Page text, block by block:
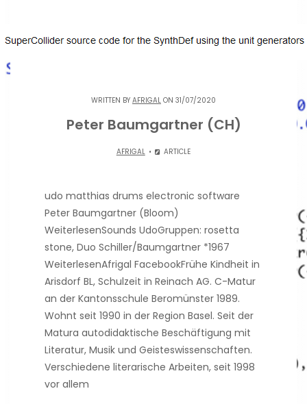
WRITTEN BY AFRIGAL ON 31/07/2020
Peter Baumgartner (CH)
AFRIGAL ARTICLE
udo matthias drums electronic software
Peter Baumgartner (Bloom)
WeiterlesenSounds UdoGruppen: rosetta
stone, Duo Schiller/Baumgartner *1967
WeiterlesenAfrigal FacebookFrühe Kindheit in
Arisdorf BL, Schulzeit in Reinach AG. C-Matur
an der Kantonsschule Beromünster 1989.
Wohnt seit 1990 in der Region Basel. Seit der
Matura autodidaktische Beschäftigung mit
Literatur, Musik und Geisteswissenschaften.
Verschiedene literarische Arbeiten, seit 1998
vor allem